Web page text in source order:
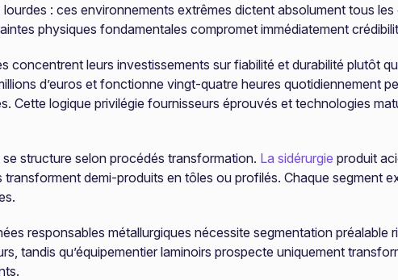
: ces environnements extrêmes dictent absolument tous
physiques fondamentales compromet immédiatement
concentrent leurs investissements sur fiabilité et durabilité plutôt
d’euros et fonctionne vingt-quatre heures quotidiennement
Cette logique privilégie fournisseurs éprouvés et technologies
se structure selon procédés transformation. La sidérurgie produit
transforment demi-produits en tôles ou profilés. Chaque segment
responsables métallurgiques nécessite segmentation
tandis qu’équipementier laminoirs prospecte uniquement